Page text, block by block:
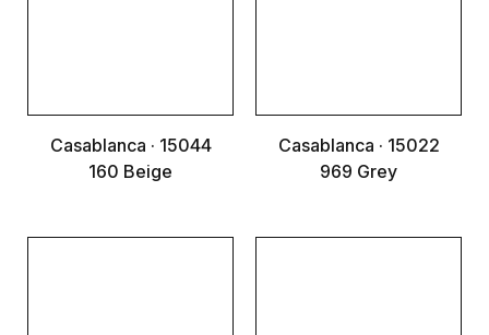
Casablanca · 15044
160 Beige
Casablanca · 15022
969 Grey